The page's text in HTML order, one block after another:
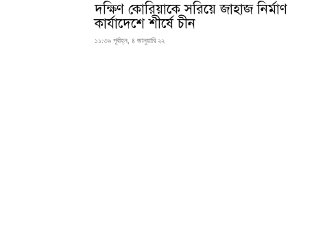
দক্ষিণ কোরিয়াকে সরিয়ে জাহাজ নির্মাণ
কার্যাদেশে শীর্ষে চীন
১১:৩৯ পূর্বাহ্ন, ৪ জানুয়ারি ২২